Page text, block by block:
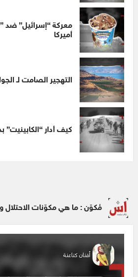
معركة “إسرائيل” ضد
أميركا
التهجير الصامت لـ
كيف أدار “الكابينيت”
مُكوّن : ما هي مكوّنات الاحتلال
أفنان كناعنة